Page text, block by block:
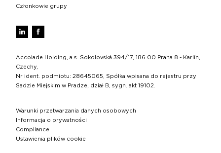
Członkowie grupy
Accolade Holding, a.s. Sokolovská 394/17, 186 00 Praha 8 - Karlín,
Czechy,
Nr ident. podmiotu: 28645065, Spółka wpisana do rejestru przy
Sądzie Miejskim w Pradze, dział B, sygn. akt 19102.
Warunki przetwarzania danych osobowych
Informacja o prywatności
Compliance
Ustawienia plików cookie